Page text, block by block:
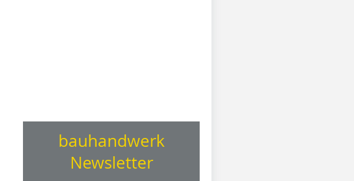
bauhandwerk
Newsletter